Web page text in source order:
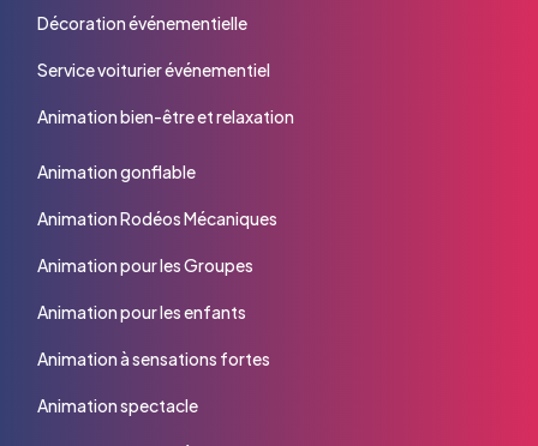
Décoration événementielle
Service voiturier événementiel
Animation bien-être et relaxation
Animation gonflable
Animation Rodéos Mécaniques
Animation pour les Groupes
Animation pour les enfants
Animation à sensations fortes
Animation spectacle